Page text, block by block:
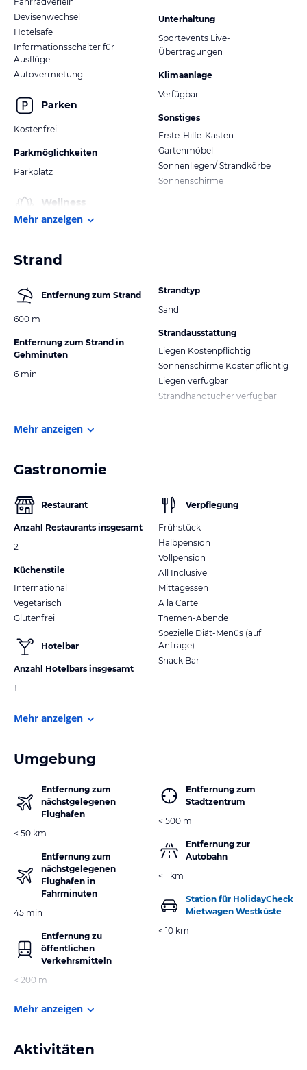
Devisenwechsel
Hotelsafe
Informationsschalter für
Ausflüge
Autovermietung
Parken
Kostenfrei
Parkmöglichkeiten
Parkplatz
Wellness
Unterhaltung
Sportevents Live-
Übertragungen
Klimaanlage
Verfügbar
Sonstiges
Erste-Hilfe-Kasten
Gartenmöbel
Sonnenliegen/ Strandkörbe
Sonnenschirme
Mehr anzeigen
Strand
Entfernung zum Strand
600 m
Entfernung zum Strand in
Gehminuten
6 min
Strandtyp
Sand
Strandausstattung
Liegen Kostenpflichtig
Sonnenschirme Kostenpflichtig
Liegen verfügbar
Strandhandtücher verfügbar
Mehr anzeigen
Gastronomie
Restaurant
Anzahl Restaurants insgesamt
2
Küchenstile
International
Vegetarisch
Glutenfrei
Hotelbar
Anzahl Hotelbars insgesamt
1
Verpflegung
Frühstück
Halbpension
Vollpension
All Inclusive
Mittagessen
A la Carte
Themen-Abende
Spezielle Diät-Menüs (auf
Anfrage)
Snack Bar
Mehr anzeigen
Umgebung
Entfernung zum
nächstgelegenen
Flughafen
< 50 km
Entfernung zum
nächstgelegenen
Flughafen in
Fahrminuten
45 min
Entfernung zu
öffentlichen
Verkehrsmitteln
< 200 m
Entfernung zum
Stadtzentrum
< 500 m
Entfernung zur
Autobahn
< 1 km
Station für HolidayCheck
Mietwagen Westküste
< 10 km
Mehr anzeigen
Aktivitäten